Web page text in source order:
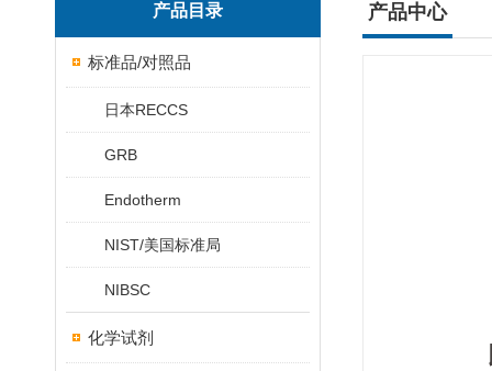
产品目录
标准品/对照品
日本RECCS
GRB
Endotherm
NIST/美国标准局
NIBSC
化学试剂
产品中心